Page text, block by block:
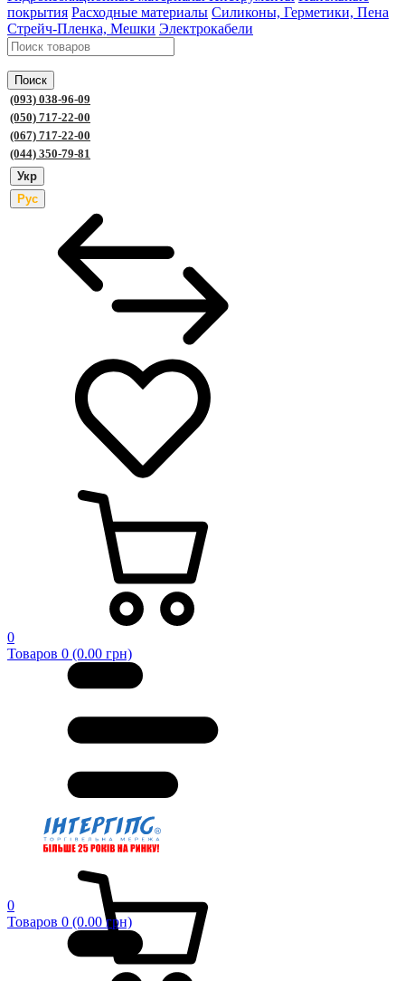
покрытия Расходные материалы Силиконы, Герметики, Пена
Стрейч-Пленка, Мешки Электрокабели
Поиск
(093) 038-96-09
(050) 717-22-00
(067) 717-22-00
(044) 350-79-81
Укр
Рус
0
Товаров 0 (0.00 грн)
0
Товаров 0 (0.00 грн)